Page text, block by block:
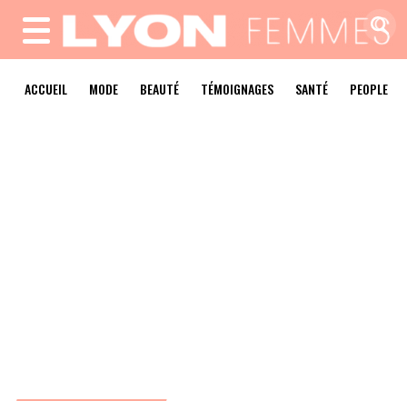
MENU
ACCUEIL MODE BEAUTÉ TÉMOIGNAGES SANTÉ PEOPLE